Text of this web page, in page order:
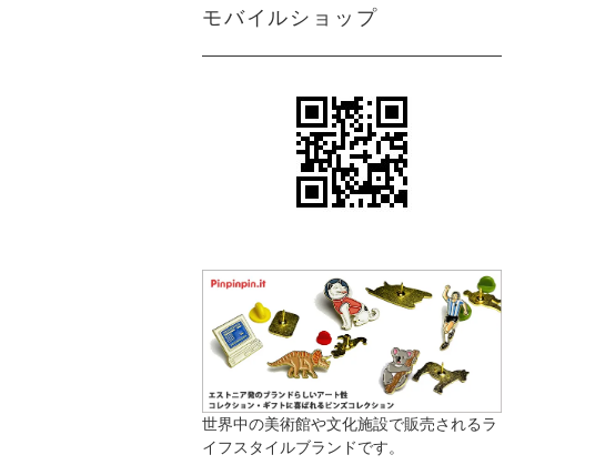
モバイルショップ
世界中の美術館や文化施設で販売されるラ
イフスタイルブランドです。